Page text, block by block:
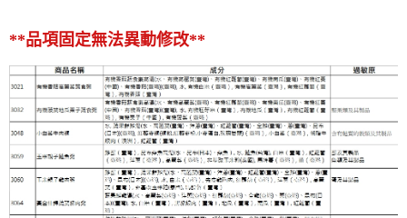
用戶於交易時，得透過本服務購買商品或服務，並由商店將買賣／分期付款
2.基於同意付款使用「大哥付你分期」之契約關係目的，商店將以您的個人
資料（包含姓名、電話或地址）提供予台灣大哥大進項蒐集、處理及利用，
由本公司與您本人進行分期帳單所需資料之確認、核對及更正。
3.完整用戶服務條款，請詳閱以下連結：https://oppay.tw/userRule
※ 請注意：結帳手續完成當下不需立刻繳費，但若您需要取消訂單，請聯絡
購買商品的店家。未經商家同意取消之訂單仍視為有效，需透過AFTEE先享
※ 交易是否成功請以「AFTEE先享後付 」之結帳頁面顯示為準，若有關於
是否繳費成功／繳費後需取消欲退款等相關疑問，請聯繫「AFTEE先享後付
客戶支援中心」 https://netprotections.freshdesk.com/support/home
【注意事項】
１．透過由恩沛科技股份有限公司提供之「AFTEE先享後付」服務完成之交
易，需依本服務之必要範圍內提供個人資料，並將交易相關給付款項請求債
權轉讓予恩沛科技股份有限公司。
２．關於個人資料處理事宜，請瀏覽以下網址：
每筆NT$260
(活動)冷凍宅配-本島
免運費
**品項固定無法異動修改**